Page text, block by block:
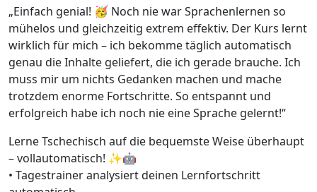
„Einfach genial! 🥳 Noch nie war Sprachenlernen so
mühelos und gleichzeitig extrem effektiv. Der Kurs lernt
wirklich für mich – ich bekomme täglich automatisch
genau die Inhalte geliefert, die ich gerade brauche. Ich
muss mir um nichts Gedanken machen und mache
trotzdem enorme Fortschritte. So entspannt und
erfolgreich habe ich noch nie eine Sprache gelernt!“
Lerne Tschechisch auf die bequemste Weise überhaupt
– vollautomatisch! ✨🤖
• Tagestrainer analysiert deinen Lernfortschritt